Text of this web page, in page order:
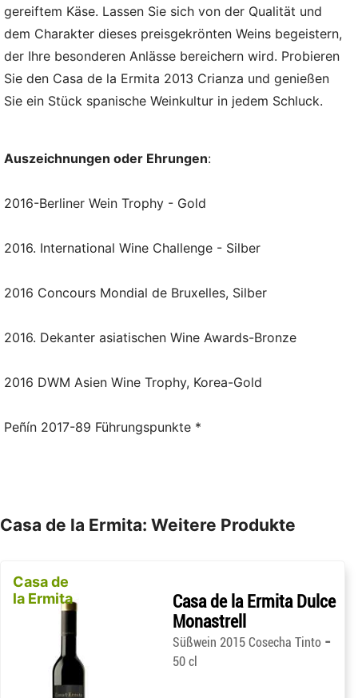
gereiftem Käse. Lassen Sie sich von der Qualität und
dem Charakter dieses preisgekrönten Weins begeistern,
der Ihre besonderen Anlässe bereichern wird. Probieren
Sie den Casa de la Ermita 2013 Crianza und genießen
Sie ein Stück spanische Weinkultur in jedem Schluck.
Auszeichnungen oder Ehrungen:
2016-Berliner Wein Trophy - Gold
2016. International Wine Challenge - Silber
2016 Concours Mondial de Bruxelles, Silber
2016. Dekanter asiatischen Wine Awards-Bronze
2016 DWM Asien Wine Trophy, Korea-Gold
Peñín 2017-89 Führungspunkte *
Casa de la Ermita: Weitere Produkte
Casa de
la Ermita
Casa de la Ermita Dulce
Monastrell
Süßwein 2015 Cosecha Tinto -
50 cl